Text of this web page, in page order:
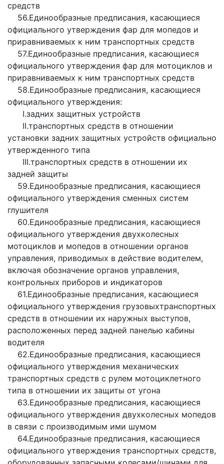
средств
56.Единообразные предписания, касающиеся
официального утверждения фар для мопедов и
приравниваемых к ним транспортных средств
57.Единообразные предписания, касающиеся
официального утверждения фар для мотоциклов и
приравниваемых к ним транспортных средств
58.Единообразные предписания, касающиеся
официального утверждения:
I.задних защитных устройств
II.транспортных средств в отношении
установки задних защитных устройств официально
утвержденного типа
III.транспортных средств в отношении их
задней защиты
59.Единообразные предписания, касающиеся
официального утверждения сменных систем
глушителя
60.Единообразные предписания, касающиеся
официального утверждения двухколесных
мотоциклов и мопедов в отношении органов
управления, приводимых в действие водителем,
включая обозначение органов управления,
контрольных приборов и индикаторов
61.Единообразные предписания, касающиеся
официального утверждения грузовыхтранспортных
средств в отношении их наружных выступов,
расположенных перед задней панелью кабины
водителя
62.Единообразные предписания, касающиеся
официального утверждения механических
транспортных средств с рулем мотоциклетного
типа в отношении их защиты от угона
63.Единообразные предписания, касающиеся
официального утверждения двухколесных мопедов
в связи с производимым ими шумом
64.Единообразные предписания, касающиеся
официального утверждения транспортных средств,